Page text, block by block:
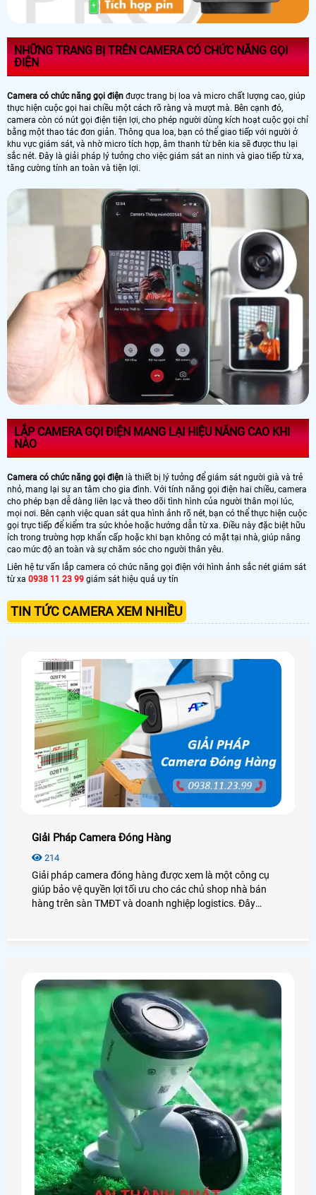
NHỮNG TRANG BỊ TRÊN CAMERA CÓ CHỨC NĂNG GỌI
ĐIỆN
Camera có chức năng gọi điện được trang bị loa và micro chất lượng cao, giúp
thực hiện cuộc gọi hai chiều một cách rõ ràng và mượt mà. Bên cạnh đó,
camera còn có nút gọi điện tiện lợi, cho phép người dùng kích hoạt cuộc gọi chỉ
bằng một thao tác đơn giản. Thông qua loa, bạn có thể giao tiếp với người ở
khu vực giám sát, và nhờ micro tích hợp, âm thanh từ bên kia sẽ được thu lại
sắc nét. Đây là giải pháp lý tưởng cho việc giám sát an ninh và giao tiếp từ xa,
tăng cường tính an toàn và tiện lợi.
LẮP CAMERA GỌI ĐIỆN MANG LẠI HIỆU NĂNG CAO KHI
NÀO
Camera có chức năng gọi điện là thiết bị lý tưởng để giám sát người già và trẻ
nhỏ, mang lại sự an tâm cho gia đình. Với tính năng gọi điện hai chiều, camera
cho phép bạn dễ dàng liên lạc và theo dõi tình hình của người thân mọi lúc,
mọi nơi. Bên cạnh việc quan sát qua hình ảnh rõ nét, bạn có thể thực hiện cuộc
gọi trực tiếp để kiểm tra sức khỏe hoặc hướng dẫn từ xa. Điều này đặc biệt hữu
ích trong trường hợp khẩn cấp hoặc khi bạn không có mặt tại nhà, giúp nâng
cao mức độ an toàn và sự chăm sóc cho người thân yêu.
Liên hệ tư vấn lắp camera có chức năng gọi điện với hình ảnh sắc nét giám sát
từ xa 0938 11 23 99 giám sát hiệu quả uy tín
TIN TỨC CAMERA XEM NHIỀU
Giải Pháp Camera Đóng Hàng
214
Giải pháp camera đóng hàng được xem là một công cụ
giúp bảo vệ quyền lợi tối ưu cho các chủ shop nhà bán
hàng trên sàn TMĐT và doanh nghiệp logistics. Đây